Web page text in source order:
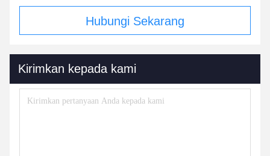
Hubungi Sekarang
Kirimkan kepada kami